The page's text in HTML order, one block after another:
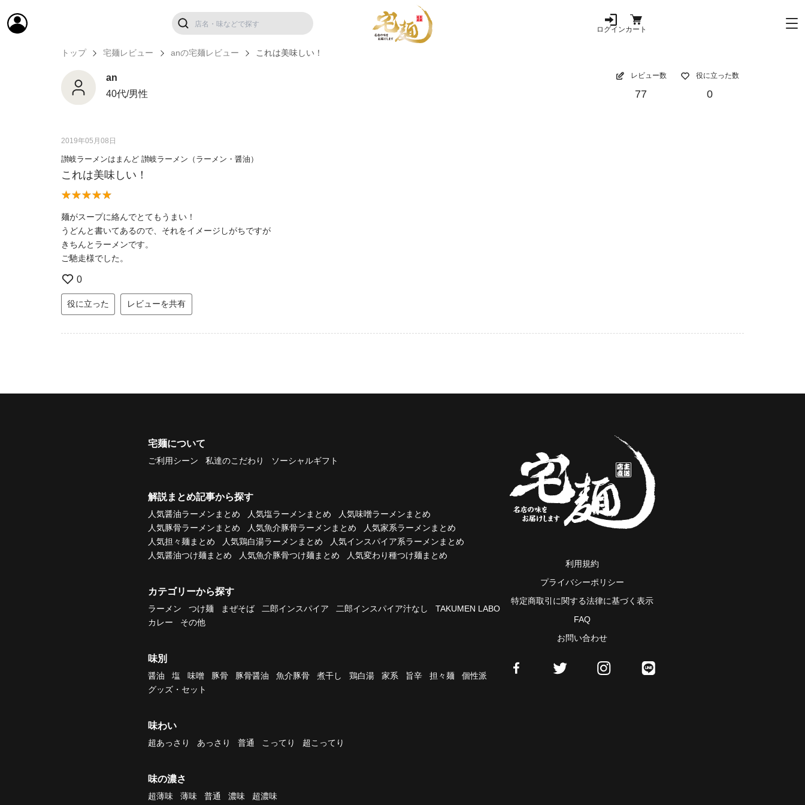
ログインカート
トップ 宅麺レビュー anの宅麺レビュー これは美味しい！
an
40代/男性
レビュー数
77
役に立った数
0
2019年05月08日
讃岐ラーメンはまんど 讃岐ラーメン（ラーメン・醤油）
これは美味しい！
麺がスープに絡んでとてもうまい！
うどんと書いてあるので、それをイメージしがちですが
きちんとラーメンです。
ご馳走様でした。
0
役に立った レビューを共有
宅麺について
ご利用シーン 私達のこだわり ソーシャルギフト
解説まとめ記事から探す
人気醤油ラーメンまとめ 人気塩ラーメンまとめ
人気味噌ラーメンまとめ
人気豚骨ラーメンまとめ
人気魚介豚骨ラーメンまとめ
人気家系ラーメンまとめ
人気担々麺まとめ
人気鶏白湯ラーメンまとめ
人気インスパイア系ラーメンまとめ
人気醤油つけ麺まとめ
人気魚介豚骨つけ麺まとめ 人気変わり種つけ麺まとめ
カテゴリーから探す
ラーメン つけ麺 まぜそば 二郎インスパイア 二郎インスパイア汁なし
TAKUMEN LABO
カレー
その他
味別
醤油 塩 味噌 豚骨 豚骨醤油 魚介豚骨 煮干し 鶏白湯 家系 旨辛 担々麺
個性派
グッズ・セット
味わい
超あっさり あっさり 普通 こってり 超こってり
味の濃さ
超薄味 薄味 普通 濃味 超濃味
利用規約
プライバシーポリシー
特定商取引に関する法律に基づく表示
FAQ
お問い合わせ